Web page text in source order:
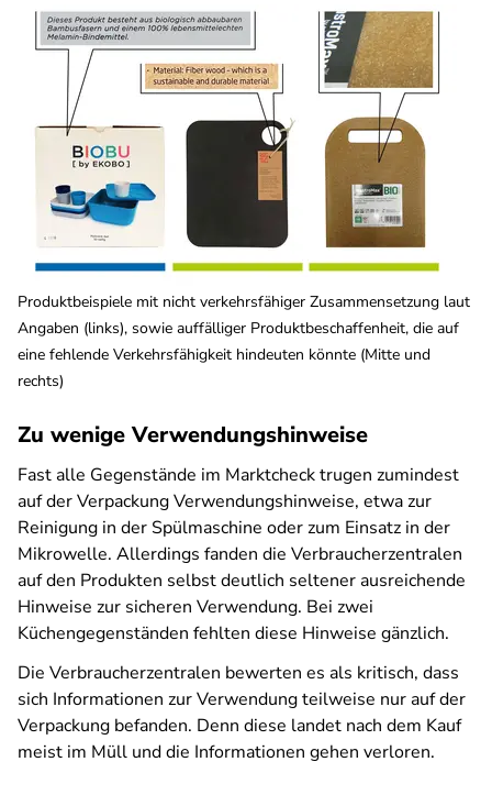
Produktbeispiele mit nicht verkehrsfähiger Zusammensetzung laut
Angaben (links), sowie auffälliger Produktbeschaffenheit, die auf
eine fehlende Verkehrsfähigkeit hindeuten könnte (Mitte und
rechts)
Zu wenige Verwendungshinweise
Fast alle Gegenstände im Marktcheck trugen zumindest
auf der Verpackung Verwendungshinweise, etwa zur
Reinigung in der Spülmaschine oder zum Einsatz in der
Mikrowelle. Allerdings fanden die Verbraucherzentralen
auf den Produkten selbst deutlich seltener ausreichende
Hinweise zur sicheren Verwendung. Bei zwei
Küchengegenständen fehlten diese Hinweise gänzlich.
Die Verbraucherzentralen bewerten es als kritisch, dass
sich Informationen zur Verwendung teilweise nur auf der
Verpackung befanden. Denn diese landet nach dem Kauf
meist im Müll und die Informationen gehen verloren.